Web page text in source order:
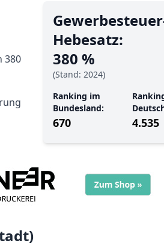
380
Hebe­satz:
380 %
(Stand: 2024)
Ranking im
Bundesland:
670 4.535